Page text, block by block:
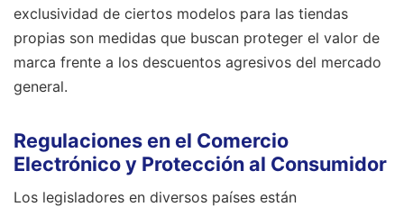
exclusividad de ciertos modelos para las tiendas
propias son medidas que buscan proteger el valor de
marca frente a los descuentos agresivos del mercado
general.
Regulaciones en el Comercio
Electrónico y Protección al Consumidor
Los legisladores en diversos países están